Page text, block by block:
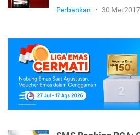
Perbankan • 30 Mei 2017